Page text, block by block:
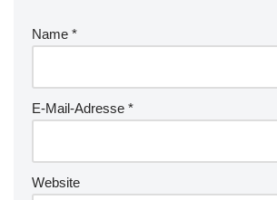
Name *
E-Mail-Adresse *
Website